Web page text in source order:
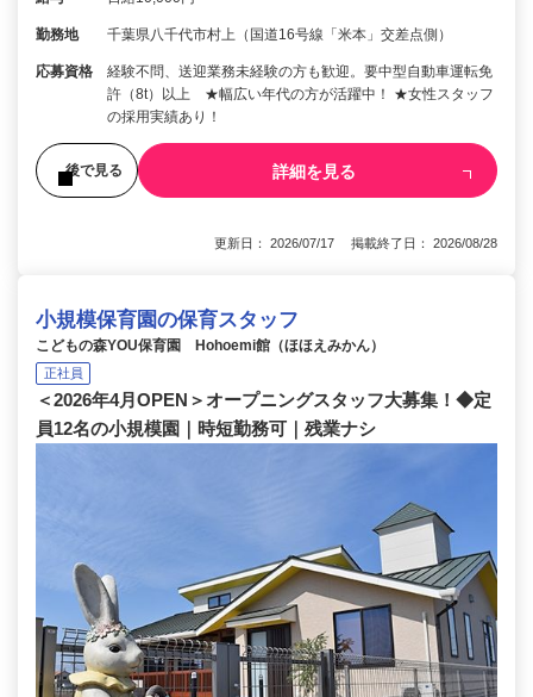
勤務地 千葉県八千代市村上（国道16号線「米本」交差点側）
応募資格
経験不問、送迎業務未経験の方も歓迎。要中型自動車運転免
許（8t）以上 ★幅広い年代の方が活躍中！ ★女性スタッフ
の採用実績あり！
後で見る 詳細を見る
更新日： 2026/07/17 掲載終了日： 2026/08/28
小規模保育園の保育スタッフ
こどもの森YOU保育園 Hohoemi館（ほほえみかん）
正社員
＜2026年4月OPEN＞オープニングスタッフ大募集！◆定
員12名の小規模園｜時短勤務可｜残業ナシ